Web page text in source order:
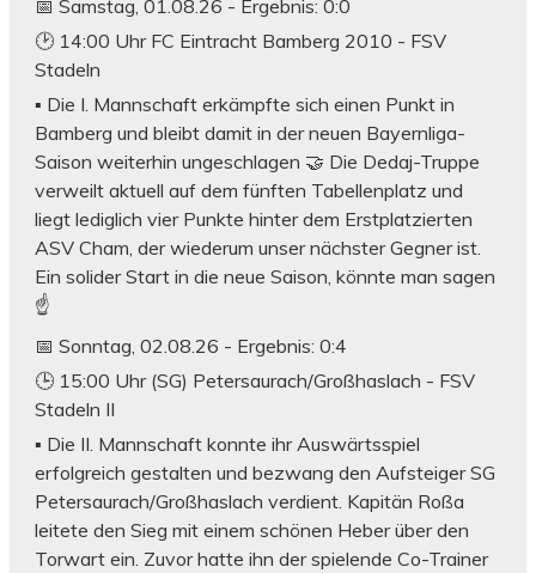
📅 Samstag, 01.08.26 - Ergebnis: 0:0
🕑 14:00 Uhr FC Eintracht Bamberg 2010 - FSV
Stadeln
▪️ Die I. Mannschaft erkämpfte sich einen Punkt in
Bamberg und bleibt damit in der neuen Bayernliga-
Saison weiterhin ungeschlagen 🤝 Die Dedaj-Truppe
verweilt aktuell auf dem fünften Tabellenplatz und
liegt lediglich vier Punkte hinter dem Erstplatzierten
ASV Cham, der wiederum unser nächster Gegner ist.
Ein solider Start in die neue Saison, könnte man sagen
☝️
📅 Sonntag, 02.08.26 - Ergebnis: 0:4
🕒 15:00 Uhr (SG) Petersaurach/Großhaslach - FSV
Stadeln II
▪️ Die II. Mannschaft konnte ihr Auswärtsspiel
erfolgreich gestalten und bezwang den Aufsteiger SG
Petersaurach/Großhaslach verdient. Kapitän Roßa
leitete den Sieg mit einem schönen Heber über den
Torwart ein. Zuvor hatte ihn der spielende Co-Trainer